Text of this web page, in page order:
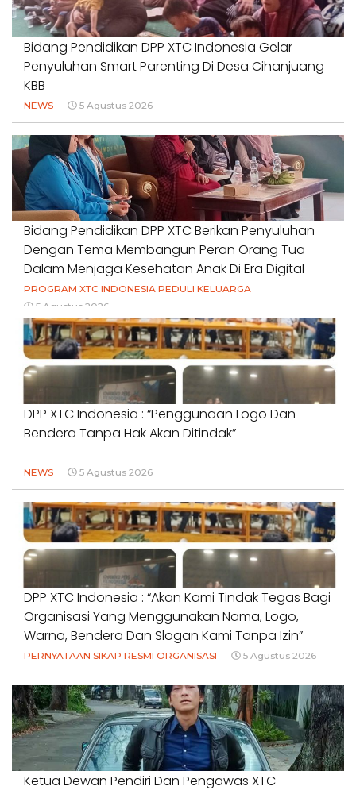
Bidang Pendidikan DPP XTC Indonesia Gelar
Penyuluhan Smart Parenting Di Desa Cihanjuang
KBB
NEWS 5 Agustus 2026
Bidang Pendidikan DPP XTC Berikan Penyuluhan
Dengan Tema Membangun Peran Orang Tua
Dalam Menjaga Kesehatan Anak Di Era Digital
PROGRAM XTC INDONESIA PEDULI KELUARGA
5 Agustus 2026
DPP XTC Indonesia : “Penggunaan Logo Dan
Bendera Tanpa Hak Akan Ditindak”
NEWS 5 Agustus 2026
DPP XTC Indonesia : “Akan Kami Tindak Tegas Bagi
Organisasi Yang Menggunakan Nama, Logo,
Warna, Bendera Dan Slogan Kami Tanpa Izin”
PERNYATAAN SIKAP RESMI ORGANISASI 5 Agustus 2026
Ketua Dewan Pendiri Dan Pengawas XTC